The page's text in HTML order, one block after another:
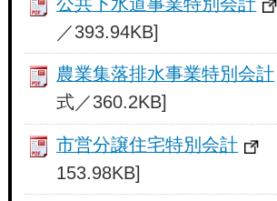
／393.94KB]
農業集落排水事業特別会計
式／360.2KB]
市営分譲住宅特別会計
153.98KB]